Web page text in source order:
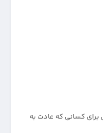
کسانی که عادت به